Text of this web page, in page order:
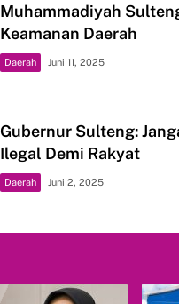
Muhammadiyah
Keamanan Daerah
Daerah Juni 11, 2025
Gubernur Sulteng:
Ilegal Demi Rakyat
Daerah Juni 2, 2025